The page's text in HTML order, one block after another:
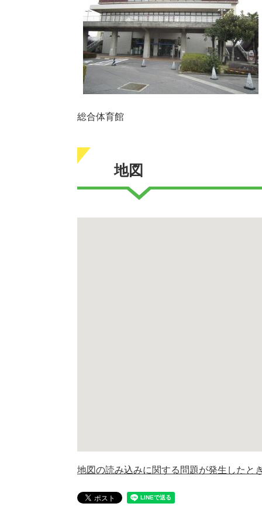
総合体育館
地図
地図の読み込みに関する問題が発生したと